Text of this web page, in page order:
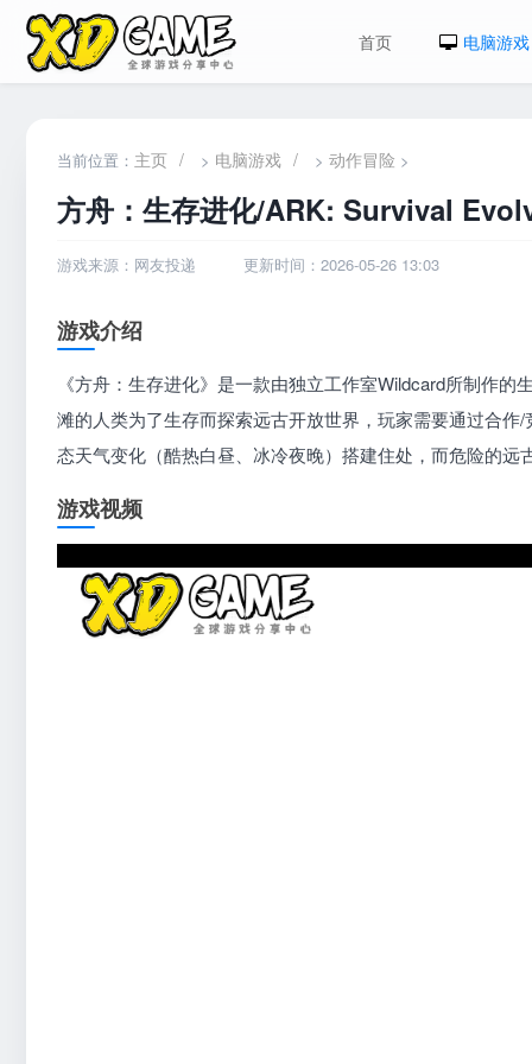
首页 电脑游戏
当前位置： 主页 / > 电脑游戏 / > 动作冒险 >
方舟：生存进化/ARK: Survival
游戏来源：网友投递 更新时间：2026-05-26 13:03
游戏介绍
《方舟：生存进化》是一款由独立工作室Wildcard所制作
滩的人类为了生存而探索远古开放世界，玩家需要通过合
态天气变化（酷热白昼、冰冷夜晚）搭建住处，而危险的远
游戏视频